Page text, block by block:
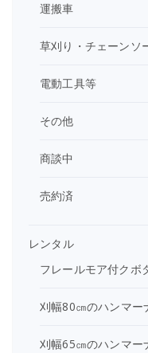
運搬車
草刈り・チェーンソ
電動工具等
その他
商談中
売約済
レンタル
フレールモア付クボ
刈幅80㎝のハンマー
刈幅65㎝のハンマー